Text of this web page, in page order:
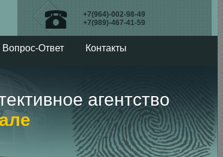
+7(964)-002-98-49
+7(989)-467-41-59
Вопрос-Ответ Контакты
агентство